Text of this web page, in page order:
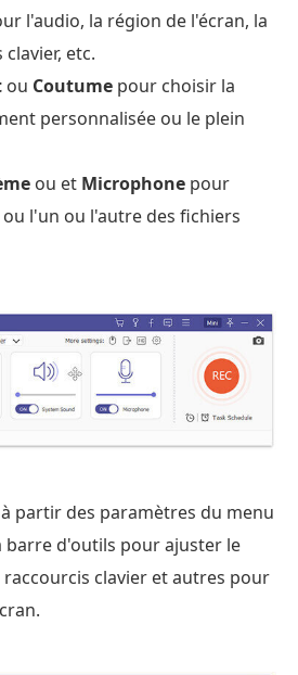
l'audio, la région de l'écran, la
etc.
ou Coutume pour choisir la
personnalisée ou le plein
ou et Microphone pour
l'un ou l'autre des fichiers
à partir des paramètres du menu
barre d'outils pour ajuster le
clavier et autres pour